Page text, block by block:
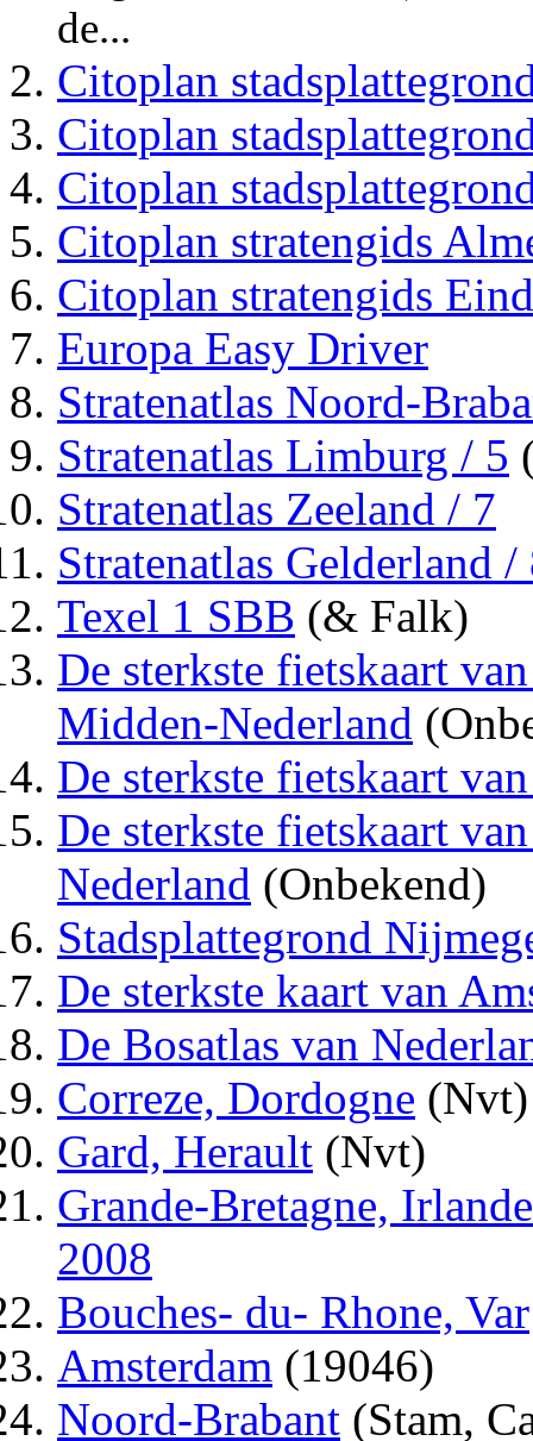
de...
Citoplan
Citoplan
Citoplan
Citoplan stratengids
Citoplan stratengids
Europa Easy Driver
Stratenatlas Noord-
Stratenatlas Limburg / 5
Stratenatlas Zeeland / 7
Stratenatlas Gelderland /
Texel 1 SBB (& Falk)
De sterkste fietskaart
Midden-Nederland
De sterkste fietskaart
De sterkste fietskaart
Nederland (Onbekend)
Stadsplattegrond
De sterkste kaart van
De Bosatlas van
Correze, Dordogne (Nvt)
Gard, Herault (Nvt)
Grande-Bretagne,
2008
Bouches- du- Rhone, Var
Amsterdam (19046)
Noord-Brabant (Stam,